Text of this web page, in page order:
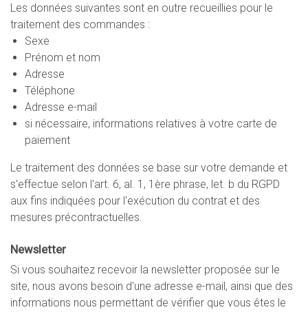
Les données suivantes sont en outre recueillies pour le
traitement des commandes :
Sexe
Prénom et nom
Adresse
Téléphone
Adresse e-mail
si nécessaire, informations relatives à votre carte de
paiement
Le traitement des données se base sur votre demande et
s'effectue selon l'art. 6, al. 1, 1ère phrase, let. b du RGPD
aux fins indiquées pour l'exécution du contrat et des
mesures précontractuelles.
Newsletter
Si vous souhaitez recevoir la newsletter proposée sur le
site, nous avons besoin d'une adresse e-mail, ainsi que des
informations nous permettant de vérifier que vous êtes le